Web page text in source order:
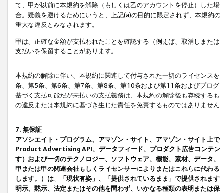
て、甲が以前に本規約を解除（もしくは乙のアカウントを停止）した
合。疑義を避けるためにいうと、上記(a)の目的に限定されず、本規
重大な違反とみなされます。
甲は、正確な金額が支払われたことを確認する（例えば、取消しまた
支払いを保留することがあります。
本規約の解除に伴い、本規約に関連して付与された一切のライセンス
条、第5条、第6条、第7条、第8条、第10条および第11条およびプロ
基づく支払可能だが未払いの支払義務は、本規約の解除後も存続する
の違反または本規約に基づき生じた責任を免責するものではありませ
7. 無保証
アソシエイト・プログラム、アマゾン・サイト、アマゾン・サイト上
Product Advertising API、データフィード、プロダクト広告コンテ
す）および一切のテクノロジー、ソフトウェア、機能、素材、データ
甲または甲の関連会社もしくライセンサーによりまたはこれらに代わ
します。）は、「現状有姿」、「提供されているまま」で提供されま
明示、黙示、法定またはその他を問わず、いかなる種類の表明または